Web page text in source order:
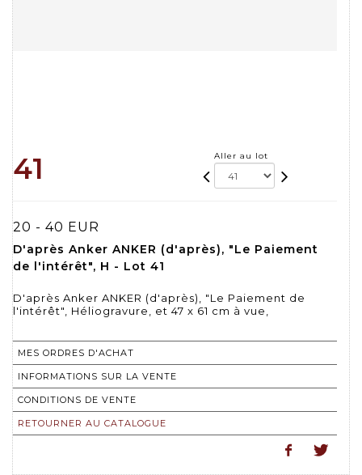
41 Aller au lot
20 - 40 EUR
D'après Anker ANKER (d'après), "Le Paiement
de l'intérêt", H - Lot 41
D'après Anker ANKER (d'après), "Le Paiement de
l'intérêt", Héliogravure, et 47 x 61 cm à vue,
MES ORDRES D'ACHAT
INFORMATIONS SUR LA VENTE
CONDITIONS DE VENTE
RETOURNER AU CATALOGUE